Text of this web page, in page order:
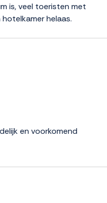
is, veel toeristen met
helaas.
en voorkomend